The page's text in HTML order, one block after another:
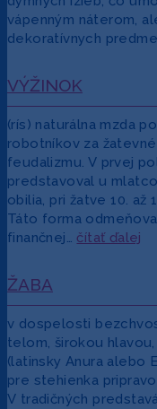
vápenným náterom,
dekoratívnych
VÝŽINOK
(rís) naturálna mzda
robotníkov za
feudalizmu. V prvej
predstavoval u
obilia, pri žatve 10. až
Táto forma
finančnej… čítať ďalej
ŽABA
v dospelosti
telom, širokou hlavou,
(latinsky Anura alebo
pre stehienka
V tradičných